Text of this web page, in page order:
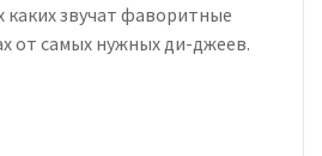
каких звучат фаворитные
от самых нужных ди-джеев.